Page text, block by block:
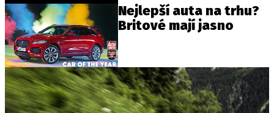
Nejlepší auta na trhu?
Britové mají jasno